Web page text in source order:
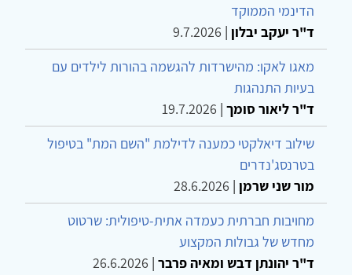
הדינמי הממוקד
ד"ר יעקב יבלון |
9.7.2026
מאגו לאקו: מהישרדות להגשמה בהורות לילדים עם
בעיות התנהגות
ד"ר ליאור סומך |
19.7.2026
שילוב דיאלקטי כמענה לדילמת "השם המת" בטיפול
בטרנסג'נדרים
מור שני שרמן |
28.6.2026
מחויבות חברתית כעמדה אתית-טיפולית: שרטוט
מחדש של גבולות המקצוע
ד"ר יהונתן דבש ומאיה פרבר |
26.6.2026